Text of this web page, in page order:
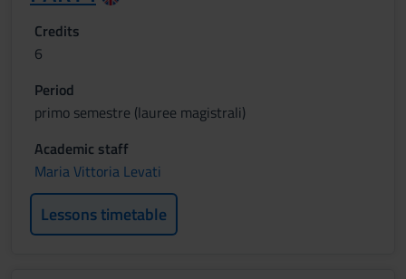
Credits
6
Period
primo semestre (lauree magistrali)
Academic staff
Maria Vittoria Levati
Lessons timetable